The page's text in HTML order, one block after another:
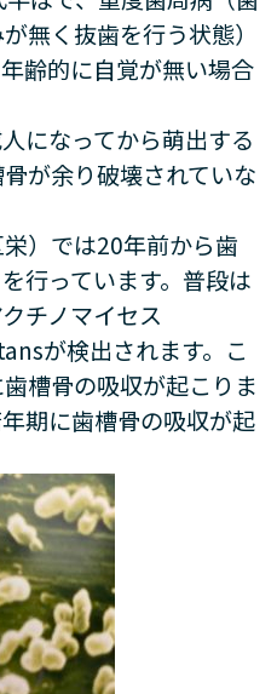
無く抜歯を行う状態）
齢的に自覚が無い場合
になってから萌出する
が余り破壊されていな
）では20年前から歯
行っています。普段は
チノマイセス
が検出されます。こ
槽骨の吸収が起こりま
期に歯槽骨の吸収が起